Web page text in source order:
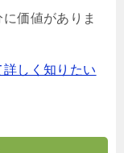
価値がありま
しく知りたい